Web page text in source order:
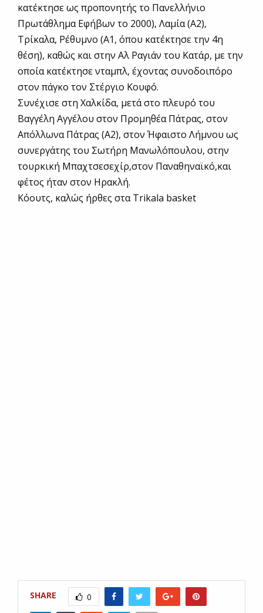
κατέκτησε ως προπονητής το Πανελλήνιο
Πρωτάθλημα Εφήβων το 2000), Λαμία (Α2),
Τρίκαλα, Ρέθυμνο (Α1, όπου κατέκτησε την 4η
θέση), καθώς και στην Αλ Ραγιάν του Κατάρ, με την
οποία κατέκτησε νταμπλ, έχοντας συνοδοιπόρο
στον πάγκο τον Στέργιο Κουφό.
Συνέχισε στη Χαλκίδα, μετά στο πλευρό του
Βαγγέλη Αγγέλου στον Προμηθέα Πάτρας, στον
Απόλλωνα Πάτρας (Α2), στον Ήφαιστο Λήμνου ως
συνεργάτης του Σωτήρη Μανωλόπουλου, στην
τουρκική Μπαχτσεσεχίρ,στον Παναθηναϊκό,και
φέτος ήταν στον Ηρακλή.
Κόουτς, καλώς ήρθες στα Trikala basket
SHARE 0